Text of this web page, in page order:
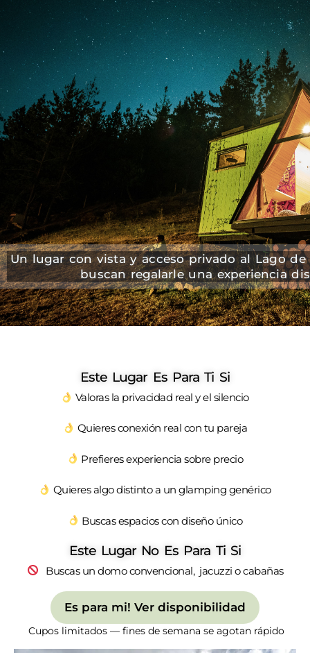
Un lugar con vista y acceso privado al Lago de
buscan regalarle una experiencia
Este Lugar Es Para Ti Si
Valoras la privacidad real y el silencio
Quieres conexión real con tu pareja
Prefieres experiencia sobre precio
Quieres algo distinto a un glamping genérico
Buscas espacios con diseño único
Este Lugar No Es Para Ti Si
Buscas un domo convencional, jacuzzi o cabañas
Es para mi! Ver disponibilidad
Cupos limitados — fines de semana se agotan rápido